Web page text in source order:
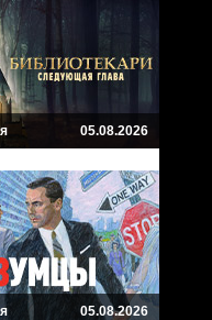
05.08.2026
05.08.2026